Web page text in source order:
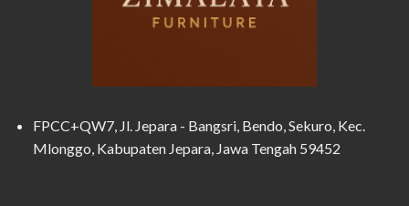
FPCC+QW7, Jl. Jepara - Bangsri, Bendo, Sekuro, Kec.
Mlonggo, Kabupaten Jepara, Jawa Tengah 59452